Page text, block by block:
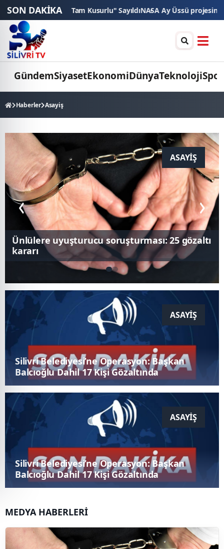
SON DAKİKA"Tam Kusurlu" SayıldıNASA Ay Üssü projesinde tarihi
GündemSiyasetEkonomiDünyaTeknolojiSpor
Haberler Asayiş
ASAYIŞ
Silivri Belediyesi’ne Operasyon: Başkan
Balcıoğlu Dahil 17 Kişi Gözaltında
ASAYIŞ
Ünlülere uyuşturucu soruşturması: 25
gözaltı kararı
ASAYIŞ
Ünlülere uyuşturucu soruşturması: 25
gözaltı kararı
MEDYA HABERLERİ